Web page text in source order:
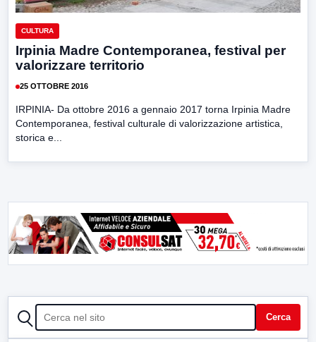
CULTURA
Irpinia Madre Contemporanea, festival per
valorizzare territorio
25 OTTOBRE 2016
IRPINIA- Da ottobre 2016 a gennaio 2017 torna Irpinia Madre
Contemporanea, festival culturale di valorizzazione artistica,
storica e...
CERCA Cerca